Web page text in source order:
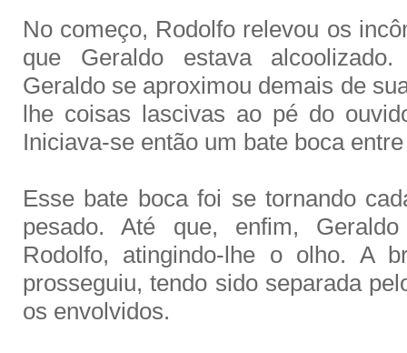
No começo, Rodolfo relevou os
que Geraldo estava alcoolizado.
Geraldo se aproximou demais de
lhe coisas lascivas ao pé do
Iniciava-se então um bate boca
Esse bate boca foi se tornando
pesado. Até que, enfim,
Rodolfo, atingindo-lhe o olho. A
prosseguiu, tendo sido separada
os envolvidos.